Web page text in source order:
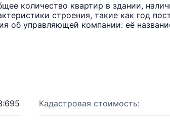
количество квартир в здании,
строения, такие как год
об управляющей компании: её
Кадастровая стоимость: